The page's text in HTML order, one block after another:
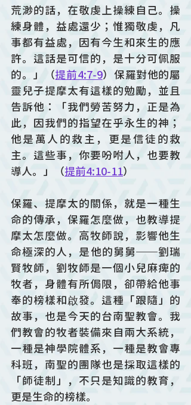
荒渺的話，在敬虔上操練自己。操
練身體，益處還少；惟獨敬虔，凡
事都有益處，因有今生和來生的應
許。這話是可信的，是十分可佩服
的。」（提前4:7-9）保羅對他的屬
靈兒子提摩太有這樣的勉勵，並且
告訴他：「我們勞苦努力，正是為
此，因我們的指望在乎永生的神；
他是萬人的救主，更是信徒的救
主。這些事，你要吩咐人，也要教
導人。」（提前4:10-11）
保羅、提摩太的關係，就是一種生
命的傳承，保羅怎麼做，也教導提
摩太怎麼做。高牧師說，影響他生
命極深的人，是他的舅舅──劉瑞
賢牧師，劉牧師是一個小兒麻痺的
牧者，身體有所侷限，卻帶給他事
奉的榜樣和啟發。這種「跟隨」的
故事，也是今天的台南聖教會。我
們教會的牧者裝備來自兩大系統，
一種是神學院體系，一種是教會專
科班，南聖的團隊也是採取這樣的
「師徒制」，不只是知識的教育，
更是生命的榜樣。